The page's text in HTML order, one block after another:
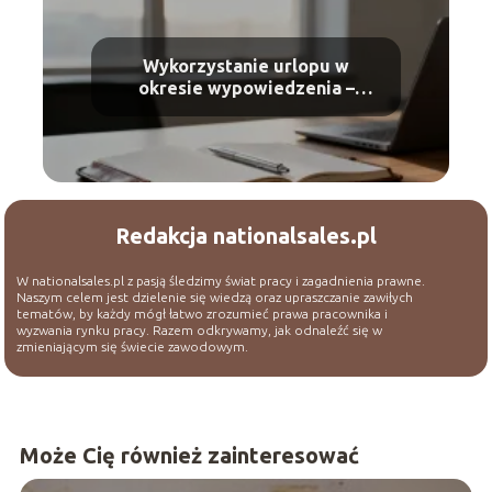
Wykorzystanie urlopu w
okresie wypowiedzenia –
Redakcja nationalsales.pl
W nationalsales.pl z pasją śledzimy świat pracy i zagadnienia prawne.
Naszym celem jest dzielenie się wiedzą oraz upraszczanie zawiłych
tematów, by każdy mógł łatwo zrozumieć prawa pracownika i
wyzwania rynku pracy. Razem odkrywamy, jak odnaleźć się w
zmieniającym się świecie zawodowym.
Może Cię również zainteresować